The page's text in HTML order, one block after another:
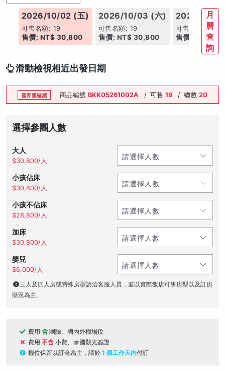
2026/10/02 (五)
可售名額: 19
售價: NT$ 30,800
2026/10/03 (六)
可售名額: 19
售價: NT$ 30,800
2026/10/
可售名額: 19
售價: NT$
月
曆
查
詢
滑動檢視相近出發日期
需客服確認 商品編號BKK05261002A / 可售19 / 總數20
選擇參團人數
大人
$30,800/人
小孩佔床
$30,800/人
小孩不佔床
$28,800/人
加床
$30,800/人
嬰兒
$6,000/人
三人及四人房或特殊房型請洽客服人員，並以實際飯店可售房型以及訂房
狀況為主。
費用 含 團險、國內外機場稅
費用 不含 小費、泰國觀光簽證
機位保留以訂金為主，請於 1 個工作天內付訂